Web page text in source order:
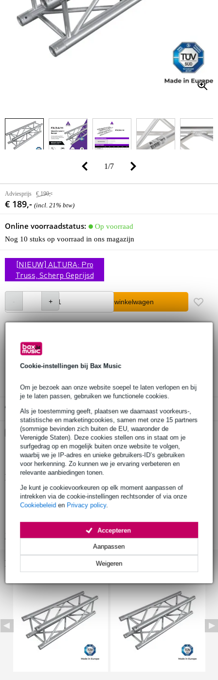
Cookie-instellingen bij Bax Music
Om je bezoek aan onze website soepel te laten verlopen en bij
je te laten passen, gebruiken we functionele cookies.
Als je toestemming geeft, plaatsen we daarnaast voorkeurs-,
statistische en marketingcookies, samen met onze 15 partners
(sommige bevinden zich buiten de EU, waaronder de
Verenigde Staten). Deze cookies stellen ons in staat om je
surfgedrag op en mogelijk buiten onze website te volgen,
waarbij we je IP-adres en unieke gebruikers-ID’s gebruiken
voor herkenning. Zo kunnen we je ervaring verbeteren en
relevante aanbiedingen tonen.
Je kunt je cookievoorkeuren op elk moment aanpassen of
intrekken via de cookie-instellingen rechtsonder of via onze
Cookiebeleid en Privacy policy.
Weigeren
Aanpassen
Accepteren
1/7
Adviesprijs € 190,-
€ 189,- (incl. 21% btw)
Online voorraadstatus:
Op voorraad
Nog 10 stuks op voorraad in ons magazijn
[NIEUW] ALTURA: Pro
Truss, Scherp Geprijsd
In winkelwagen
30 dagen 'niet goed geld terug' garantie
3 jaar Bax Music garantie
Gratis ophalen in de winkel
Kies nu voor 2 jaar extra Bax Music garantie en meer
voordelen
€ 9,45 eenmalig
Productinformatie
geproduceerd in Europa volgens strenge eisen
gefabriceerd door een fabrikant met meer dan 20 jaar ervaring
productie door gekwalificeerd personeel en geavanceerde lasrobots
Bekijk alle productspecificaties
Bekijk ook eens (8)